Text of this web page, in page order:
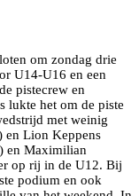
om zondag drie
U14-U16 en een
pistecrew en
lukte het om de piste
met weinig
en Lion Keppens
en Maximilian
op rij in de U12. Bij
podium en ook